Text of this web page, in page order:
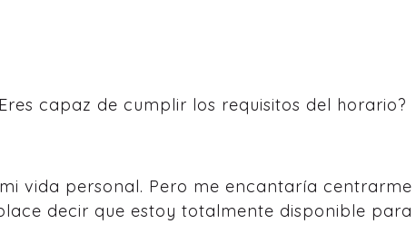
capaz de cumplir los requisitos del horario?
vida personal. Pero me encantaría
decir que estoy totalmente disponible para